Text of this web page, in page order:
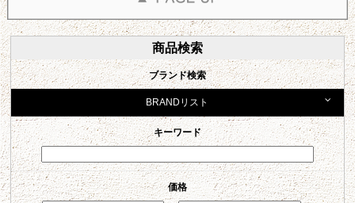
商品検索
ブランド検索
BRANDリスト
キーワード
価格